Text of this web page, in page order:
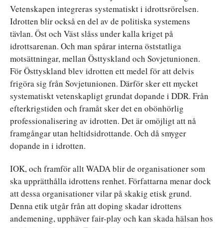
Vetenskapen integreras systematiskt i idrottsrörelsen.
Idrotten blir också en del av de politiska systemens
tävlan. Öst och Väst slåss under kalla kriget på
idrottsarenan. Och man spårar interna öststatliga
motsättningar, mellan Östtyskland och Sovjetunionen.
För Östtyskland blev idrotten ett medel för att delvis
frigöra sig från Sovjetunionen. Därför sker ett mycket
systematiskt vetenskapligt grundat dopande i DDR. Från
efterkrigstiden och framåt sker det en obönhörlig
professionalisering av idrotten. Det är omöjligt att nå
framgångar utan heltidsidrottande. Och då smyger
dopande in i idrotten.
IOK, och framför allt WADA blir de organisationer som
ska upprätthålla idrottens renhet. Författarna menar dock
att dessa organisationer vilar på skakig etisk grund.
Denna etik utgår från att doping skadar idrottens
andemening, upphäver fair-play och kan skada hälsan hos